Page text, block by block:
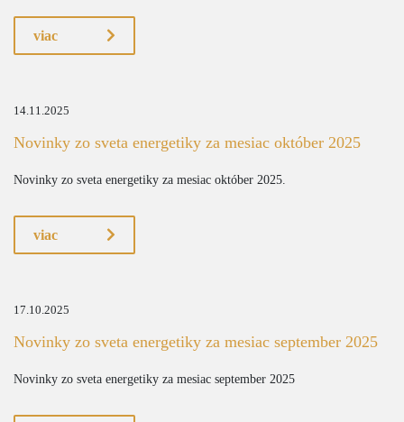
viac
14.11.2025
Novinky zo sveta energetiky za mesiac október 2025
Novinky zo sveta energetiky za mesiac október 2025.
viac
17.10.2025
Novinky zo sveta energetiky za mesiac september 2025
Novinky zo sveta energetiky za mesiac september 2025